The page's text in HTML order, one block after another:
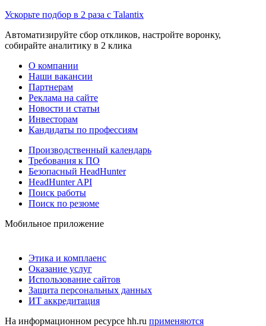
Ускорьте подбор в 2 раза с Talantix
Автоматизируйте сбор откликов, настройте воронку,
собирайте аналитику в 2 клика
О компании
Наши вакансии
Партнерам
Реклама на сайте
Новости и статьи
Инвесторам
Кандидаты по профессиям
Производственный календарь
Требования к ПО
Безопасный HeadHunter
HeadHunter API
Поиск работы
Поиск по резюме
Мобильное приложение
Этика и комплаенс
Оказание услуг
Использование сайтов
Защита персональных данных
ИТ аккредитация
На информационном ресурсе hh.ru применяются